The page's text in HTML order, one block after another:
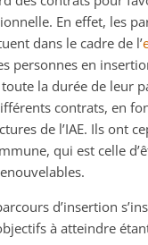
En effet, les
dans le cadre de l’
personnes en
la durée de leur
contrats, en
de l’IAE. Ils ont
qui est celle
d’insertion
à atteindre